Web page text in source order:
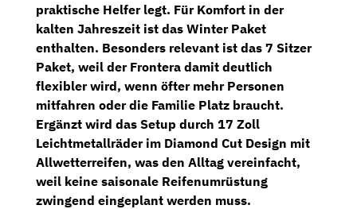
praktische Helfer legt. Für Komfort in der
kalten Jahreszeit ist das Winter Paket
enthalten. Besonders relevant ist das 7 Sitzer
Paket, weil der Frontera damit deutlich
flexibler wird, wenn öfter mehr Personen
mitfahren oder die Familie Platz braucht.
Ergänzt wird das Setup durch 17 Zoll
Leichtmetallräder im Diamond Cut Design mit
Allwetterreifen, was den Alltag vereinfacht,
weil keine saisonale Reifenumrüstung
zwingend eingeplant werden muss.